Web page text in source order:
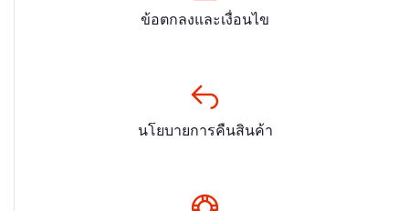
ข้อตกลงและเงื่อนไข
นโยบายการคืนสินค้า